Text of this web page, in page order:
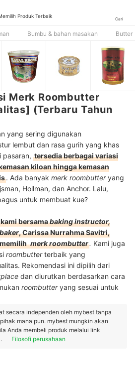
Produk Terbaik
Cari
Bumbu & bahan masakan Butter
Merk Roombutter
(Terbaru Tahun
yang sering digunakan
lembut dan rasa gurih yang khas
pasaran, tersedia berbagai variasi
kiloan hingga kemasan
. Ada banyak merk roombutteryang
Hollman, dan Anchor. Lalu,
untuk membuat kue?
kami bersamabaking instructor,
baker, Carissa Nurrahma Savitri,
merk roombutter. Kami juga
roombutterterbaik yang
Rekomendasi ini dipilih dari
dan diurutkan berdasarkan cara
roombutteryang sesuai untuk
secara independen oleh mybest tanpa
mana pun. mybest mungkin akan
Anda membeli produk melalui link
Filosofi perusahaan